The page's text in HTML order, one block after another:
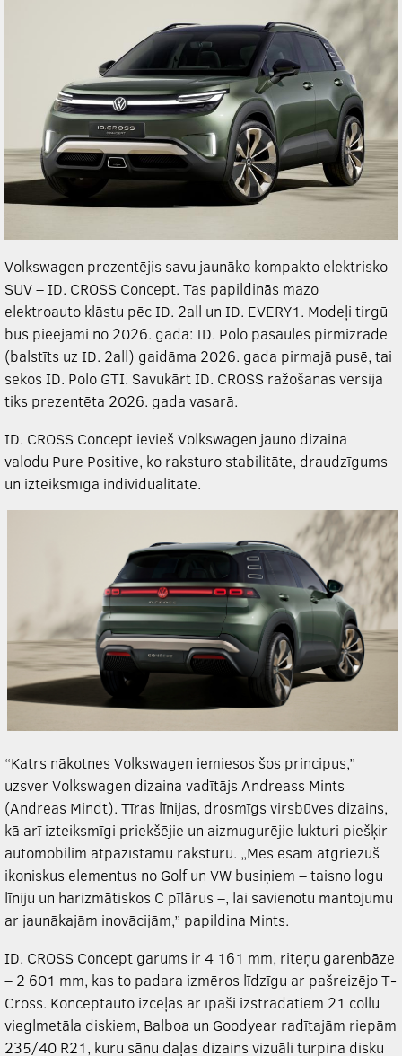
Volkswagen prezentējis savu jaunāko kompakto elektrisko
SUV – ID. CROSS Concept. Tas papildinās mazo
elektroauto klāstu pēc ID. 2all un ID. EVERY1. Modeļi tirgū
būs pieejami no 2026. gada: ID. Polo pasaules pirmizrāde
(balstīts uz ID. 2all) gaidāma 2026. gada pirmajā pusē, tai
sekos ID. Polo GTI. Savukārt ID. CROSS ražošanas versija
tiks prezentēta 2026. gada vasarā.
ID. CROSS Concept ievieš Volkswagen jauno dizaina
valodu Pure Positive, ko raksturo stabilitāte, draudzīgums
un izteiksmīga individualitāte.
“Katrs nākotnes Volkswagen iemiesos šos principus,”
uzsver Volkswagen dizaina vadītājs Andreass Mints
(Andreas Mindt). Tīras līnijas, drosmīgs virsbūves dizains,
kā arī izteiksmīgi priekšējie un aizmugurējie lukturi piešķir
automobilim atpazīstamu raksturu. „Mēs esam atgriezuš
ikoniskus elementus no Golf un VW busiņiem – taisno logu
līniju un harizmātiskos C pīlārus –, lai savienotu mantojumu
ar jaunākajām inovācijām,” papildina Mints.
ID. CROSS Concept garums ir 4 161 mm, riteņu garenbāze
– 2 601 mm, kas to padara izmēros līdzīgu ar pašreizējo T-
Cross. Konceptauto izceļas ar īpaši izstrādātiem 21 collu
vieglmetāla diskiem, Balboa un Goodyear radītajām riepām
235/40 R21, kuru sānu daļas dizains vizuāli turpina disku